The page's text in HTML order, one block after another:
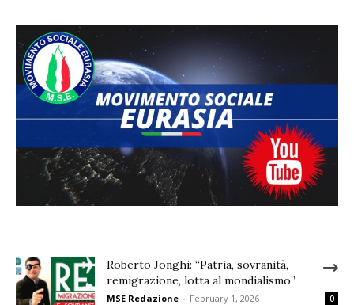
Roberto Jonghi: “Patria, sovranità,
remigrazione, lotta al mondialismo”
MSE Redazione - February 1, 2026 0